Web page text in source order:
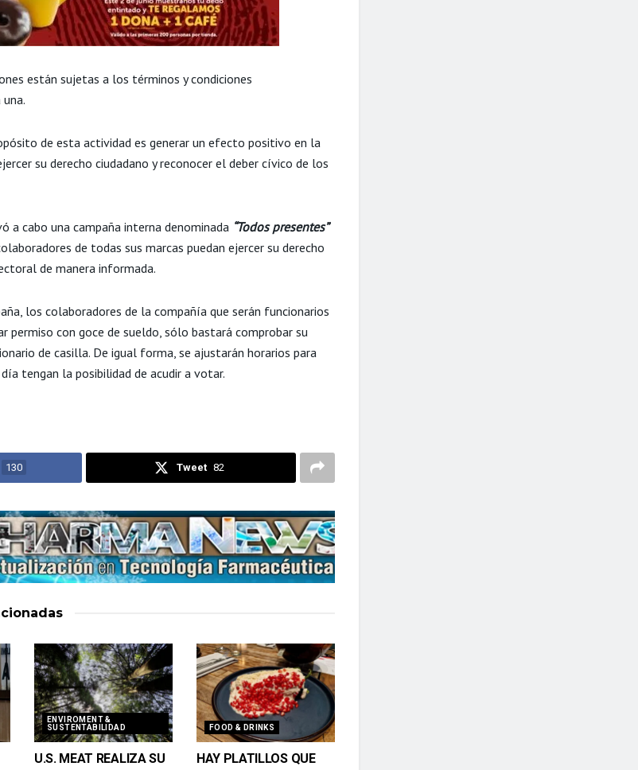
están sujetas a los términos y condiciones
de esta actividad es generar un efecto positivo en la
su derecho ciudadano y reconocer el deber cívico de los
a cabo una campaña interna denominada “Todos presentes”
de todas sus marcas puedan ejercer su derecho
de manera informada.
los colaboradores de la compañía que serán funcionarios
permiso con goce de sueldo, sólo bastará comprobar su
de casilla. De igual forma, se ajustarán horarios para
tengan la posibilidad de acudir a votar.
130 Tweet 82
ENVIROMENT &
SUSTENTABILIDAD
U.S. MEAT REALIZA SU
FOOD & DRINKS
HAY PLATILLOS QUE